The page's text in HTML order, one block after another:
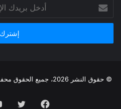
بريدك
الإلكتروني
© حقوق النشر 2026، جميع الحقوق محفوظة |
فيسبوك تويتر